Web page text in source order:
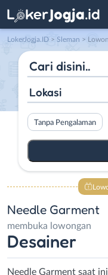
LokerJogja.ID > Sleman >
Lokasi
Tanpa Pengalaman
Needle Garment
membuka lowongan
Desainer
Needle Garment saat